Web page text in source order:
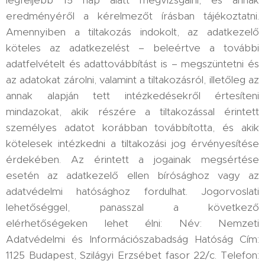
eredményéről a kérelmezőt írásban tájékoztatni.
Amennyiben a tiltakozás indokolt, az adatkezelő
köteles az adatkezelést – beleértve a további
adatfelvételt és adattovábbítást is – megszüntetni és
az adatokat zárolni, valamint a tiltakozásról, illetőleg az
annak alapján tett intézkedésekről értesíteni
mindazokat, akik részére a tiltakozással érintett
személyes adatot korábban továbbította, és akik
kötelesek intézkedni a tiltakozási jog érvényesítése
érdekében. Az érintett a jogainak megsértése
esetén az adatkezelő ellen bírósághoz vagy az
adatvédelmi hatósághoz fordulhat. Jogorvoslati
lehetőséggel, panasszal a következő
elérhetőségeken lehet élni: Név: Nemzeti
Adatvédelmi és Információszabadság Hatóság Cím:
1125 Budapest, Szilágyi Erzsébet fasor 22/c. Telefon: